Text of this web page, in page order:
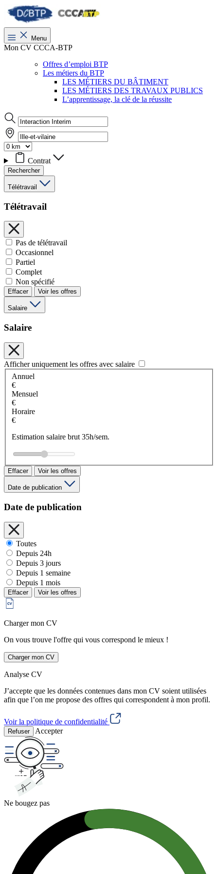
Menu
Mon CV CCCA-BTP
Offres d’emploi BTP
Les métiers du BTP
LES MÉTIERS DU BÂTIMENT
LES MÉTIERS DES TRAVAUX PUBLICS
L’apprentissage, la clé de la réussite
Contrat
Rechercher
Télétravail
Télétravail
Pas de télétravail
Occasionnel
Partiel
Complet
Non spécifié
Effacer Voir les offres
Salaire
Salaire
Afficher uniquement les offres avec salaire
Annuel
€
Mensuel
€
Horaire
€
Estimation salaire brut 35h/sem.
Effacer Voir les offres
Date de publication
Date de publication
Toutes
Depuis 24h
Depuis 3 jours
Depuis 1 semaine
Depuis 1 mois
Effacer Voir les offres
Charger mon CV
On vous trouve l'offre qui vous correspond le mieux !
Charger mon CV
Analyse CV
J’accepte que les données contenues dans mon CV soient utilisées
afin que l’on me propose des offres qui correspondent à mon profil.
Voir la politique de confidentialité
Refuser Accepter
Ne bougez pas